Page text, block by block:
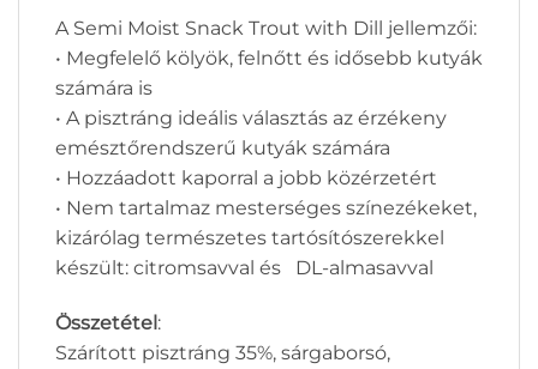
A Semi Moist Snack Trout with Dill jellemzői:
• Megfelelő kölyök, felnőtt és idősebb kutyák
számára is
​• A pisztráng ideális választás az érzékeny
emésztőrendszerű kutyák számára
• Hozzáadott kaporral a jobb közérzetért
​• Nem tartalmaz mesterséges színezékeket,
kizárólag természetes tartósítószerekkel
készült: citromsavval és DL-almasavval
Összetétel:
Szárított pisztráng 35%, sárgaborsó,